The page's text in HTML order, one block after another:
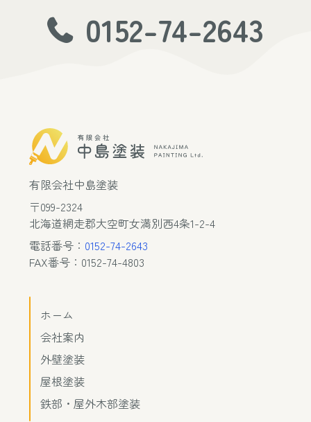
0152-74-2643
有限会社中島塗装
〒099-2324
北海道網走郡大空町女満別西4条1-2-4
電話番号： 0152-74-2643
FAX番号：0152-74-4803
ホーム
会社案内
外壁塗装
屋根塗装
鉄部・屋外木部塗装